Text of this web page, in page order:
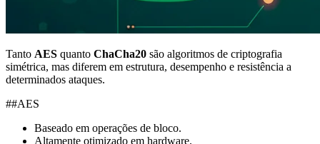
Tanto AES quanto ChaCha20 são algoritmos de criptografia
simétrica, mas diferem em estrutura, desempenho e resistência a
determinados ataques.
##AES
Baseado em operações de bloco.
Altamente otimizado em hardware.